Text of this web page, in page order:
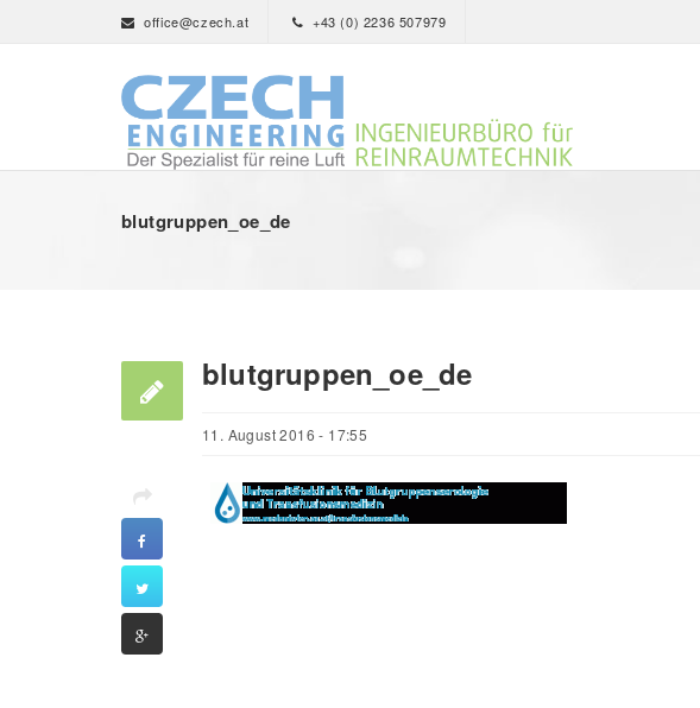
office@czech.at +43 (0) 2236 507979
blutgruppen_oe_de
blutgruppen_oe_de
11. August 2016 - 17:55